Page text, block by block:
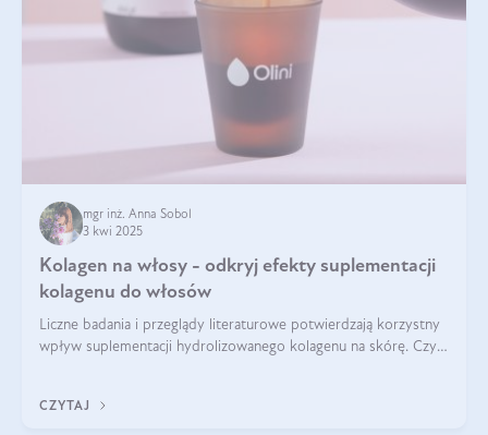
mgr inż. Anna Sobol
3 kwi 2025
Kolagen na włosy - odkryj efekty suplementacji
kolagenu do włosów
Liczne badania i przeglądy literaturowe potwierdzają korzystny
wpływ suplementacji hydrolizowanego kolagenu na skórę. Czy
CZYTAJ